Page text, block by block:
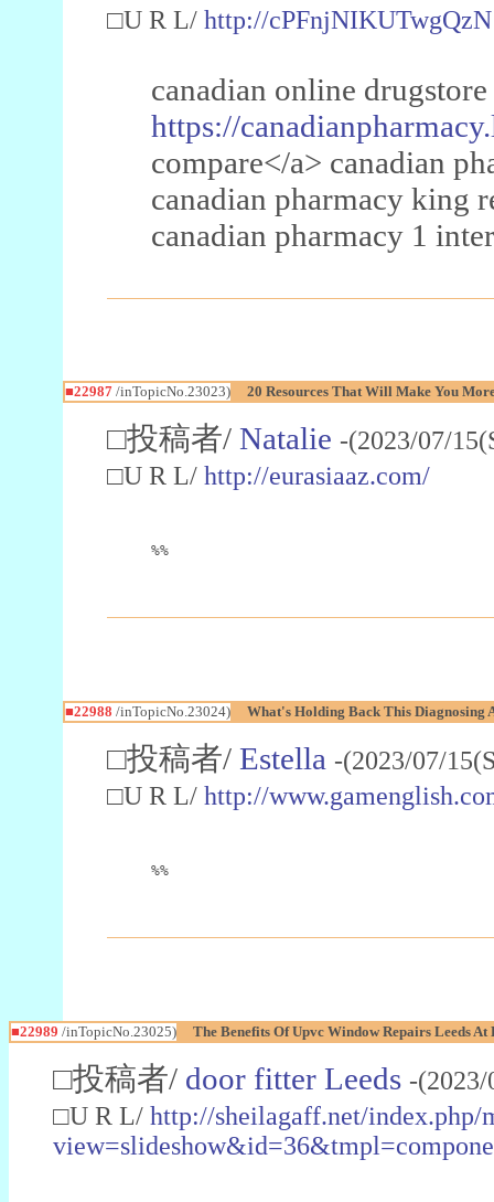
□U R L/ http://cPFnjNIKUTwgQzN
canadian online
https://
compare</a> canadian
canadian pharmacy king
canadian pharmacy 1
■22987/inTopicNo.23023) 20 Resources That Will Make You
□投稿者/ Natalie -(2023/07/
□U R L/ http://eurasiaaz.com/
%%
■22988 /inTopicNo.23024) What's Holding Back This Diagnosing
□投稿者/ Estella -(2023/07/
□U R L/ http://
%%
■22989 /inTopicNo.23025) The Benefits Of Upvc Window Repairs Leeds
□投稿者/ door fitter Leeds -
□U R L/ http://sheilagaff.net/index.php/